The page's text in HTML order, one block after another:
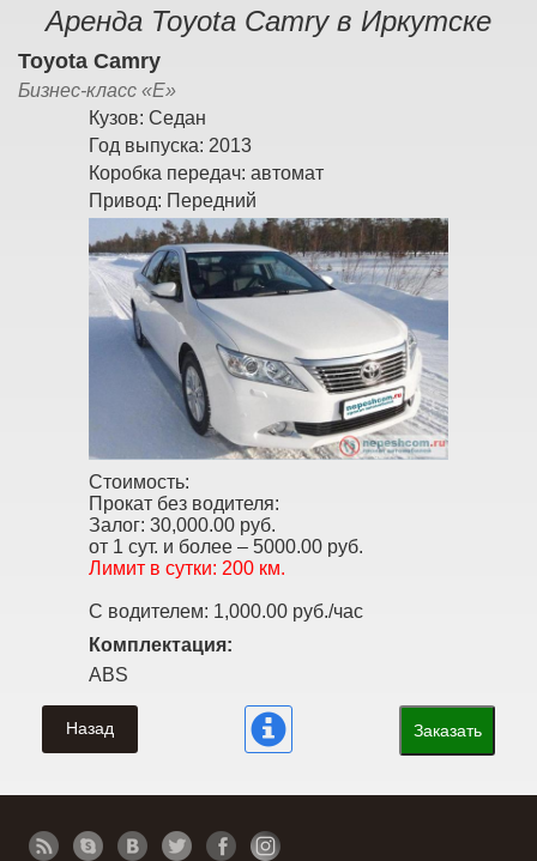
Аренда Toyota Camry в Иркутске
Toyota Camry
Бизнес-класс «E»
Кузов: Седан
Год выпуска: 2013
Коробка передач: автомат
Привод: Передний
Стоимость:
Прокат без водителя:
Залог: 30,000.00 руб.
от 1 сут. и более – 5000.00 руб.
Лимит в сутки: 200 км.
С водителем: 1,000.00 руб./час
Комплектация:
ABS
Назад Заказать